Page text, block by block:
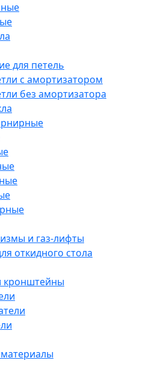
для петель
с амортизатором
без амортизатора
и газ-лифты
откидного стола
кронштейны